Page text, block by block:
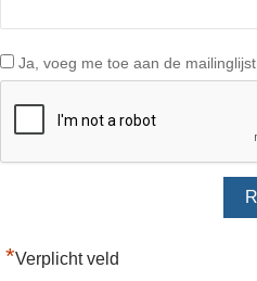
Ja, voeg me toe aan de mailinglijst
*Verplicht veld